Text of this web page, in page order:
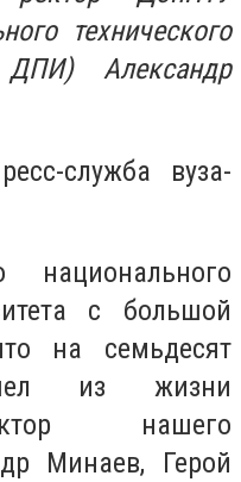
технического
ДПИ) Александр
служба вуза-
национального
с большой
на семьдесят
из жизни
нашего
Минаев, Герой